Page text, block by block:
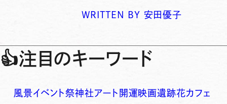
WRITTEN BY 安田優子
👍注目のキーワード
風景イベント祭神社アート 開運映画遺跡花カフェ